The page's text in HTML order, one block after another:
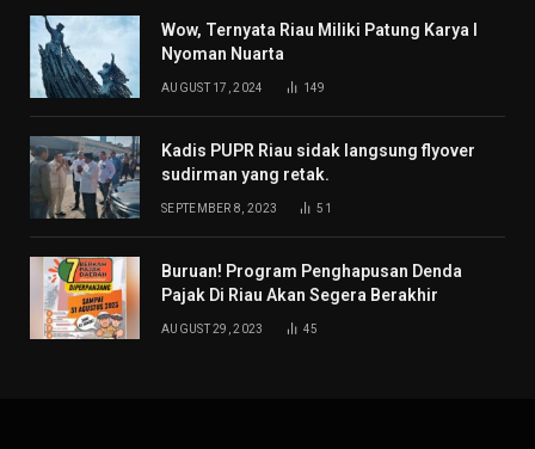
Wow, Ternyata Riau Miliki Patung Karya I
Nyoman Nuarta
AUGUST 17, 2024 149
Kadis PUPR Riau sidak langsung flyover
sudirman yang retak.
SEPTEMBER 8, 2023 51
Buruan! Program Penghapusan Denda
Pajak Di Riau Akan Segera Berakhir
AUGUST 29, 2023 45